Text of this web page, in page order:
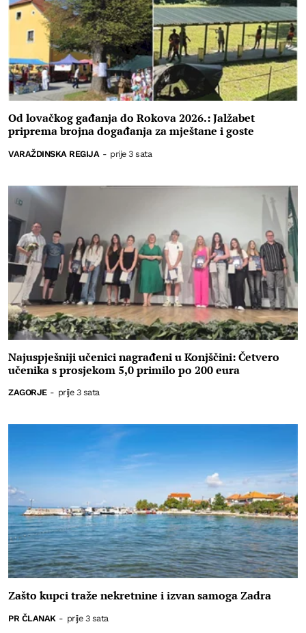
Od lovačkog gađanja do Rokova 2026.: Jalžabet
priprema brojna događanja za mještane i goste
VARAŽDINSKA REGIJA - prije 3 sata
Najuspješniji učenici nagrađeni u Konjščini: Četvero
učenika s prosjekom 5,0 primilo po 200 eura
ZAGORJE - prije 3 sata
Zašto kupci traže nekretnine i izvan samoga Zadra
PR ČLANAK - prije 3 sata